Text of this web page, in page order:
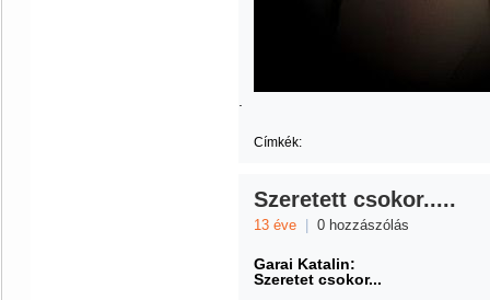
Címkék:
Szeretett csokor.....
13 éve 0 hozzászólás
Garai Katalin:
Szeretet csokor...